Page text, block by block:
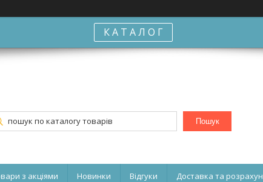
К А Т А Л О Г
Пошук
з акціями Новинки Відгуки Доставка та